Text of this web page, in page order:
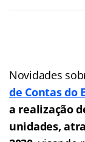
Novidades
de Contas do
a realização
unidades,